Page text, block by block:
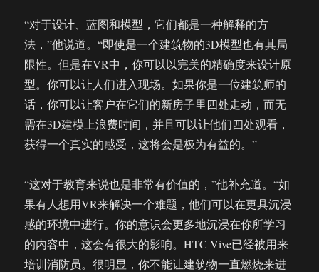
“对于设计、蓝图和模型，它们都是一种解释的方
法，”他说道。“即使是一个建筑物的3D模型也有其局
限性。但是在VR中，你可以以完美的精确度来设计原
型。你可以让人们进入现场。如果你是一位建筑师的
话，你可以让客户在它们的新房子里四处走动，而无
需在3D建模上浪费时间，并且可以让他们四处观看，
获得一个真实的感受，这将会是极为有益的。”
“这对于教育来说也是非常有价值的，”他补充道。“如
果有人想用VR来解决一个难题，他们可以在更具沉浸
感的环境中进行。你的意识会更多地沉浸在你所学习
的内容中，这会有很大的影响。HTC Vive已经被用来
培训消防员。很明显，你不能让建筑物一直燃烧来进